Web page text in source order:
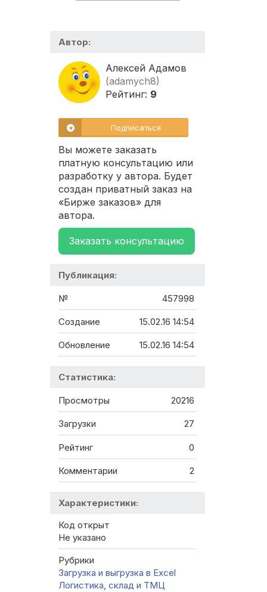
Автор:
Алексей Адамов
(adamych8)
Рейтинг: 9
Подписаться
Вы можете заказать
платную консультацию или
разработку у автора. Будет
создан приватный заказ на
«Бирже заказов» для
автора.
Заказать консультацию
Публикация:
№ 457998
Создание 15.02.16 14:54
Обновление 15.02.16 14:54
Статистика:
Просмотры 20216
Загрузки 27
Рейтинг 0
Комментарии 2
Характеристики:
Код открыт
Не указано
Рубрики
Загрузка и выгрузка в Excel
Логистика, склад и ТМЦ